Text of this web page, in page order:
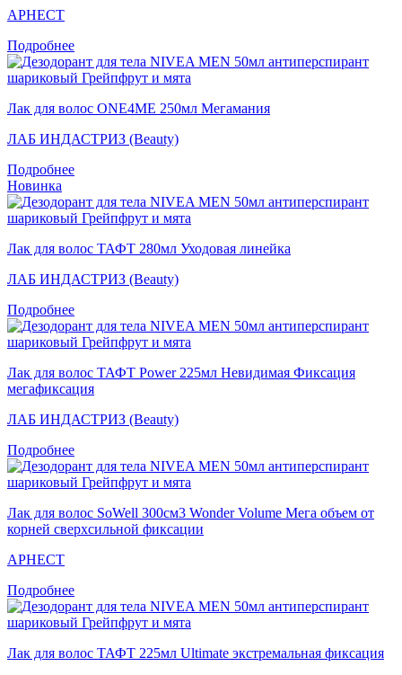
АРНЕСТ
Подробнее
Лак для волос ONE4ME 250мл Мегамания
ЛАБ ИНДАСТРИЗ (Beauty)
Подробнее
Новинка
Лак для волос ТАФТ 280мл Уходовая линейка
ЛАБ ИНДАСТРИЗ (Beauty)
Подробнее
Лак для волос ТАФТ Power 225мл Невидимая Фиксация
мегафиксация
ЛАБ ИНДАСТРИЗ (Beauty)
Подробнее
Лак для волос SoWell 300см3 Wonder Volume Мега объем от
корней сверхсильной фиксации
АРНЕСТ
Подробнее
Лак для волос ТАФТ 225мл Ultimate экстремальная фиксация